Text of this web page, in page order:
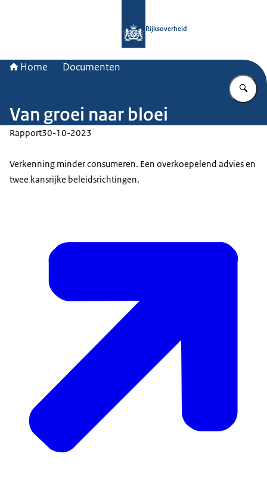
Rijksoverheid
Home Documenten
Van groei naar bloei
Rapport30-10-2023
Verkenning minder consumeren. Een overkoepelend advies en
twee kansrijke beleidsrichtingen.